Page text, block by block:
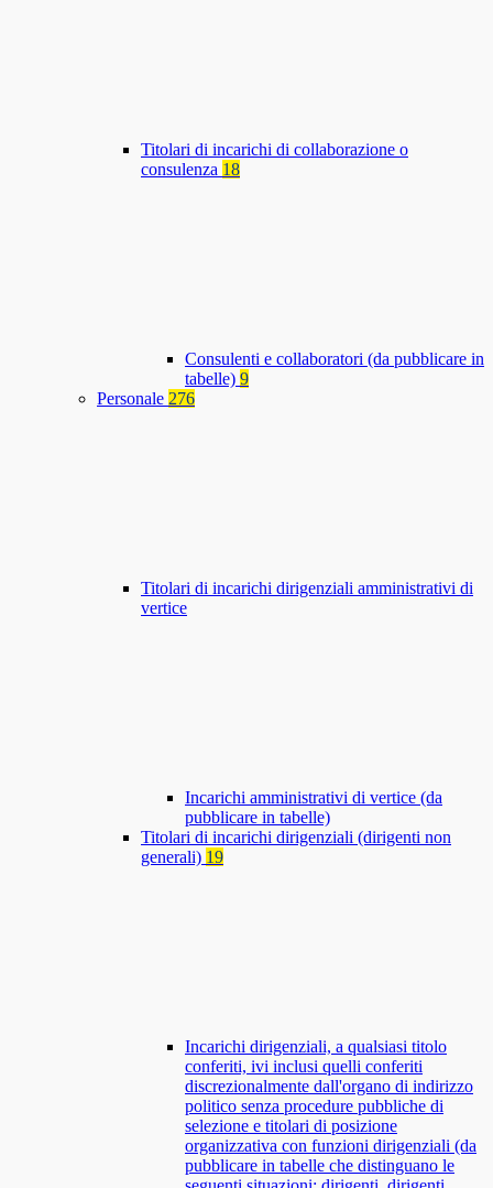
Titolari di incarichi di collaborazione o
consulenza 18
Consulenti e collaboratori (da pubblicare in
tabelle) 9
Personale 276
Titolari di incarichi dirigenziali amministrativi di
vertice
Incarichi amministrativi di vertice (da
pubblicare in tabelle)
Titolari di incarichi dirigenziali (dirigenti non
generali) 19
Incarichi dirigenziali, a qualsiasi titolo
conferiti, ivi inclusi quelli conferiti
discrezionalmente dall'organo di indirizzo
politico senza procedure pubbliche di
selezione e titolari di posizione
organizzativa con funzioni dirigenziali (da
pubblicare in tabelle che distinguano le